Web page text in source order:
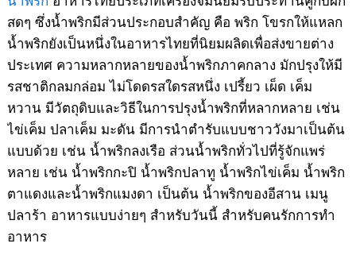
สดๆ ซึ่งน้ำพริกมีส่วนประกอบสำคัญ คือ พริก โขรกให้แหลก
น้ำพริกยังเป็นหนึ่งในอาหารไทยที่นิยมผลิดเพื่อส่งขายต่าง
ประเทศ ความหลากหลายของน้ำพริกภาคกลาง มักปรุงให้มี
รสชาติกลมกล่อม ไม่โดดรสใดรสหนึ่ง เปรี้ยว เผ็ด เค็ม
หวาน มีวัตถุดิบและวิธีในการปรุงน้ำพริกที่หลากหลาย เช่น
ไข่เค็ม ปลาเค็ม มะดัน มีการนำตำรับแบบชาววังมาเป็นต้น
แบบด้วย เช่น น้ำพริกลงเรือ ส่วนน้ำพริกทั่วไปที่รู้จักแพร่
หลาย เช่น น้ำพริกกะปิ น้ำพริกปลาทู น้ำพริกไข่เค็ม น้ำพริก
ตาแดงและน้ำพริกแมงดา เป็นต้น น้ำพริกของอีสาน เมนู
ปลาร้า อาหารแบบง่ายๆ สำหรับวันนี้ สำหรับคนรักการทำ
อาหาร